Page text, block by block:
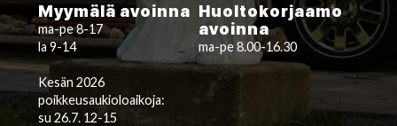
Myymälä avoinna
ma-pe 8-17
la 9-14
Kesän 2026
poikkeusaukioloaikoja:
su 26.7. 12-15
Huoltokorjaamo
avoinna
ma-pe 8.00-16.30